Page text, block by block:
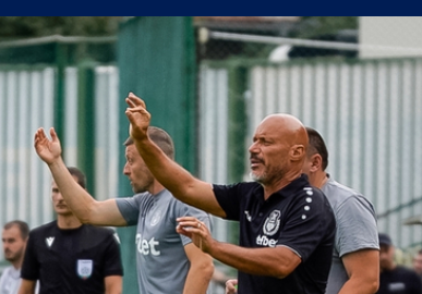
- ЦСКА 1948 1:3
(СЪСТАВИ)